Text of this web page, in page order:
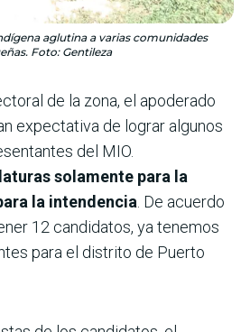
aglutina a varias comunidades
Foto: Gentileza
de la zona, el apoderado
expectativa de lograr algunos
del MIO.
solamente para la
la intendencia . De acuerdo
12 candidatos, ya tenemos
para el distrito de Puerto